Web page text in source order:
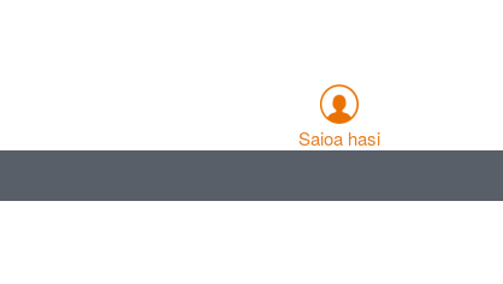
Saioa hasi